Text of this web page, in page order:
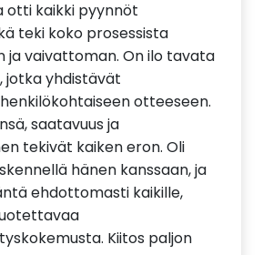
otti kaikki pyynnöt
teki koko prosessista
ja vaivattoman. On ilo tavata
jotka yhdistävät
otteeseen.
saatavuus ja
tekivät kaiken eron. Oli
hänen kanssaan, ja
ehdottomasti kaikille,
Kiitos paljon